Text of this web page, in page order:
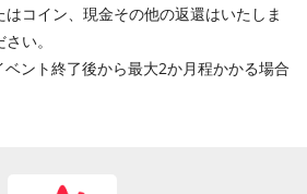
コイン、現金その他の返還はいたしま
い。
ベント終了後から最大2か月程かかる場合